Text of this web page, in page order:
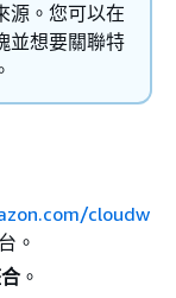
源。您可以在
並想要關聯特
cloudw
。
。